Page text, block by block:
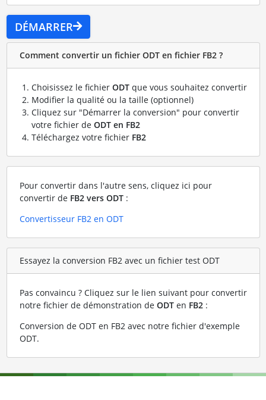
DÉMARRER
Comment convertir un fichier ODT en fichier FB2 ?
Choisissez le fichier ODTque vous souhaitez convertir
Modifier la qualité ou la taille (optionnel)
Cliquez sur "Démarrer la conversion" pour convertir
votre fichier de ODT en FB2
Téléchargez votre fichier FB2
Pour convertir dans l'autre sens, cliquez ici pour
convertir de FB2 vers ODT:
Convertisseur FB2 en ODT
Essayez la conversion FB2 avec un fichier test ODT
Pas convaincu ? Cliquez sur le lien suivant pour convertir
notre fichier de démonstration de ODTen FB2:
Conversion de ODT en FB2 avec notre fichier d'exemple
ODT.